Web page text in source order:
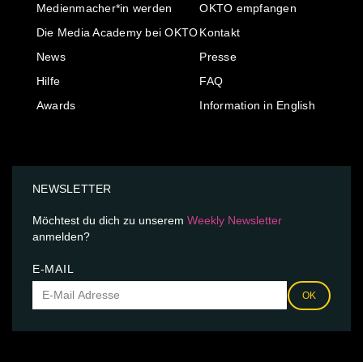
Medienmacher*in werden
Die Media Academy bei OKTO
News
Hilfe
Awards
OKTO empfangen
Kontakt
Presse
FAQ
Information in English
NEWSLETTER
Möchtest du dich zu unserem Weekly Newsletter
anmelden?
E-MAIL
OK